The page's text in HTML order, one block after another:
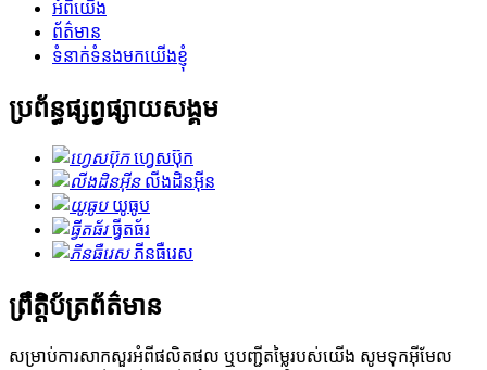
អំពីយើង
ព័ត៌មាន
ទំនាក់ទំនងមកយើងខ្ញុំ
ប្រព័ន្ធផ្សព្វផ្សាយសង្គម
ហ្វេសប៊ុក
លីងដិនអ៊ីន
យូធូប
ធ្វីតធ័រ
ភីនធឺរេស
ព្រឹត្តិប័ត្រព័ត៌មាន
សម្រាប់ការសាកសួរអំពីផលិតផល ឬបញ្ជីតម្លៃរបស់យើង សូមទុកអ៊ីមែល